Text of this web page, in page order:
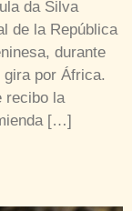
da Silva
de la República
durante
por África.
recibo la
[…]